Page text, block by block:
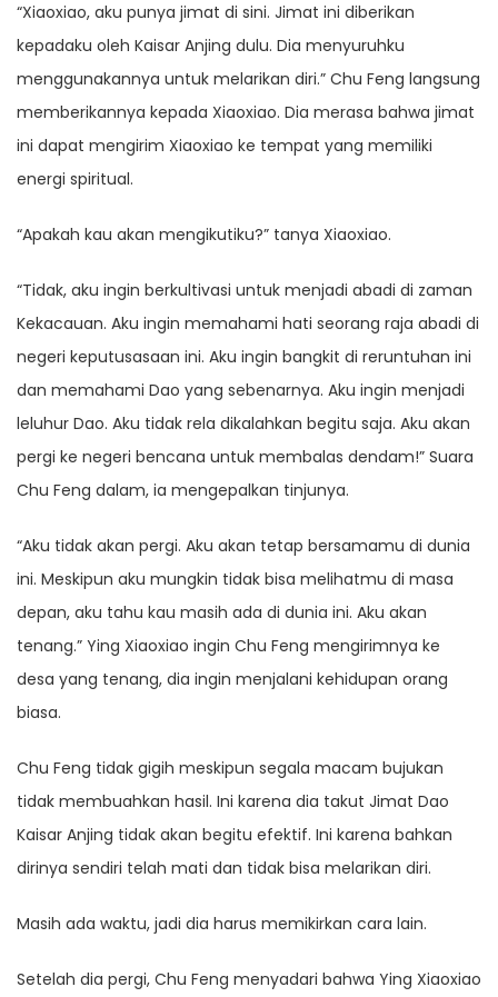
“Xiaoxiao, aku punya jimat di sini. Jimat ini diberikan
kepadaku oleh Kaisar Anjing dulu. Dia menyuruhku
menggunakannya untuk melarikan diri.” Chu Feng langsung
memberikannya kepada Xiaoxiao. Dia merasa bahwa jimat
ini dapat mengirim Xiaoxiao ke tempat yang memiliki
energi spiritual.
“Apakah kau akan mengikutiku?” tanya Xiaoxiao.
“Tidak, aku ingin berkultivasi untuk menjadi abadi di zaman
Kekacauan. Aku ingin memahami hati seorang raja abadi di
negeri keputusasaan ini. Aku ingin bangkit di reruntuhan ini
dan memahami Dao yang sebenarnya. Aku ingin menjadi
leluhur Dao. Aku tidak rela dikalahkan begitu saja. Aku akan
pergi ke negeri bencana untuk membalas dendam!” Suara
Chu Feng dalam, ia mengepalkan tinjunya.
“Aku tidak akan pergi. Aku akan tetap bersamamu di dunia
ini. Meskipun aku mungkin tidak bisa melihatmu di masa
depan, aku tahu kau masih ada di dunia ini. Aku akan
tenang.” Ying Xiaoxiao ingin Chu Feng mengirimnya ke
desa yang tenang, dia ingin menjalani kehidupan orang
biasa.
Chu Feng tidak gigih meskipun segala macam bujukan
tidak membuahkan hasil. Ini karena dia takut Jimat Dao
Kaisar Anjing tidak akan begitu efektif. Ini karena bahkan
dirinya sendiri telah mati dan tidak bisa melarikan diri.
Masih ada waktu, jadi dia harus memikirkan cara lain.
Setelah dia pergi, Chu Feng menyadari bahwa Ying Xiaoxiao